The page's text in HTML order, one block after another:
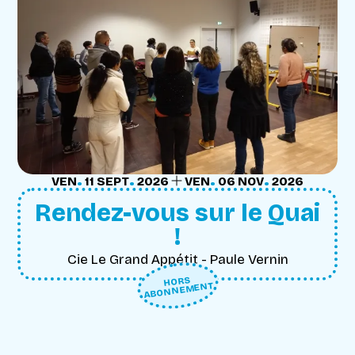
DU
VENDREDI
VEN.11SEPTEMBRE
SEPT.2026 AU
VENDREDI
VEN. 06NOVEMBRE
NOV.2026
Rendez-vous sur le Quai
!
Cie Le Grand Appétit - Paule Vernin
HORS
ABONNEMENT